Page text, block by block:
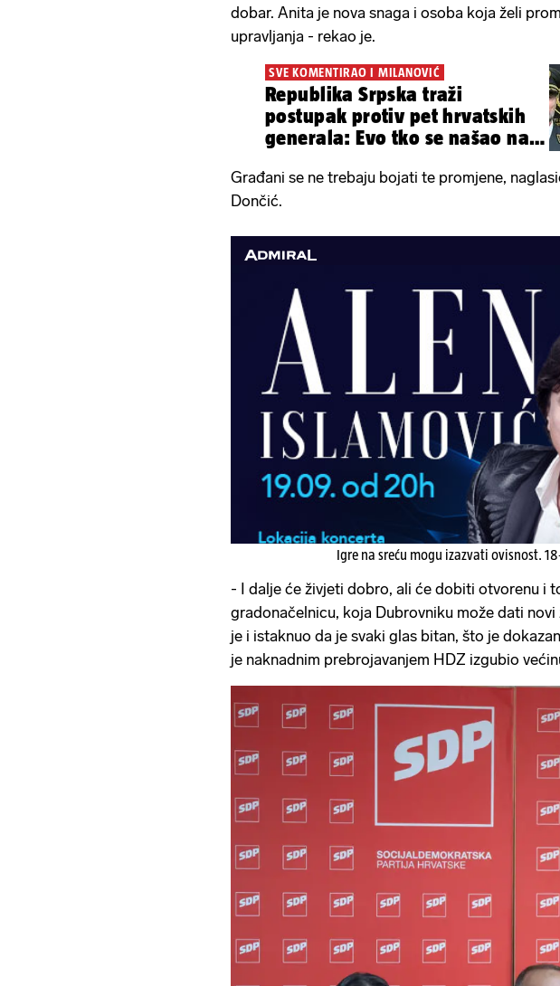
dobar. Anita je nova snaga i osoba koja želi
upravljanja - rekao je.
SVE KOMENTIRAO I MILANOVIĆ
Republika Srpska traži
postupak protiv pet hrvatskih
generala: Evo tko se našao na
Građani se ne trebaju bojati te promjene,
Dončić.
Igre na sreću mogu izazvati ovisnost.
- I dalje će živjeti dobro, ali će dobiti otvorenu i
gradonačelnicu, koja Dubrovniku može dati
je i istaknuo da je svaki glas bitan, što je
je naknadnim prebrojavanjem HDZ izgubio